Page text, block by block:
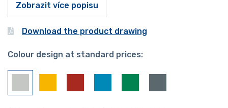
Zobrazit více popisu
Download the product drawing
Colour design at standard prices: